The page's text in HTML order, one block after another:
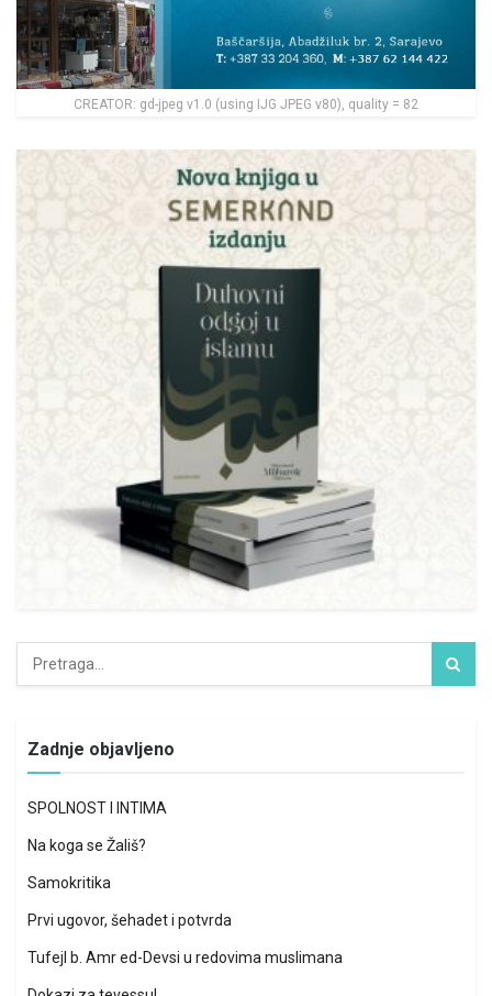
CREATOR: gd-jpeg v1.0 (using IJG JPEG v80), quality = 82
Zadnje objavljeno
SPOLNOST I INTIMA
Na koga se Žališ?
Samokritika
Prvi ugovor, šehadet i potvrda
Tufejl b. Amr ed-Devsi u redovima muslimana